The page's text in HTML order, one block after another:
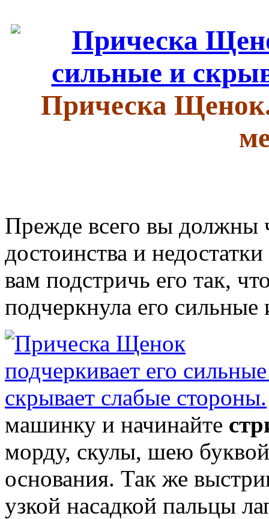
Прическа
Прежде всего вы должны
достоинства и
вам подстричь его так,
подчеркнула его
машинку и начинайте
морду, скулы, шею буквой
основания. Так же
узкой насадкой пальцы